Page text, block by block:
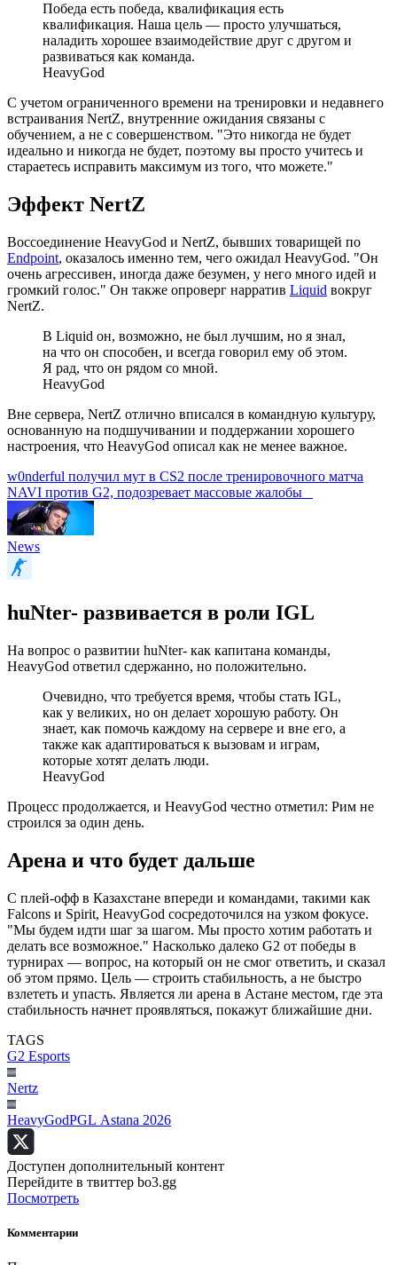
Победа есть победа, квалификация есть
квалификация. Наша цель — просто улучшаться,
наладить хорошее взаимодействие друг с другом и
развиваться как команда.
HeavyGod
С учетом ограниченного времени на тренировки и недавнего
встраивания NertZ, внутренние ожидания связаны с
обучением, а не с совершенством. "Это никогда не будет
идеально и никогда не будет, поэтому вы просто учитесь и
стараетесь исправить максимум из того, что можете."
Эффект NertZ
Воссоединение HeavyGod и NertZ, бывших товарищей по
Endpoint, оказалось именно тем, чего ожидал HeavyGod. "Он
очень агрессивен, иногда даже безумен, у него много идей и
громкий голос." Он также опроверг нарратив Liquid вокруг
NertZ.
В Liquid он, возможно, не был лучшим, но я знал,
на что он способен, и всегда говорил ему об этом.
Я рад, что он рядом со мной.
HeavyGod
Вне сервера, NertZ отлично вписался в командную культуру,
основанную на подшучивании и поддержании хорошего
настроения, что HeavyGod описал как не менее важное.
w0nderful получил мут в CS2 после тренировочного матча
NAVI против G2, подозревает массовые жалобы
News
huNter- развивается в роли IGL
На вопрос о развитии huNter- как капитана команды,
HeavyGod ответил сдержанно, но положительно.
Очевидно, что требуется время, чтобы стать IGL,
как у великих, но он делает хорошую работу. Он
знает, как помочь каждому на сервере и вне его, а
также как адаптироваться к вызовам и играм,
которые хотят делать люди.
HeavyGod
Процесс продолжается, и HeavyGod честно отметил: Рим не
строился за один день.
Арена и что будет дальше
С плей-офф в Казахстане впереди и командами, такими как
Falcons и Spirit, HeavyGod сосредоточился на узком фокусе.
"Мы будем идти шаг за шагом. Мы просто хотим работать и
делать все возможное." Насколько далеко G2 от победы в
турнирах — вопрос, на который он не смог ответить, и сказал
об этом прямо. Цель — строить стабильность, а не быстро
взлететь и упасть. Является ли арена в Астане местом, где эта
стабильность начнет проявляться, покажут ближайшие дни.
TAGS
G2 Esports
Nertz
HeavyGodPGL Astana 2026
Доступен дополнительный контент
Перейдите в твиттер bo3.gg
Посмотреть
Комментарии